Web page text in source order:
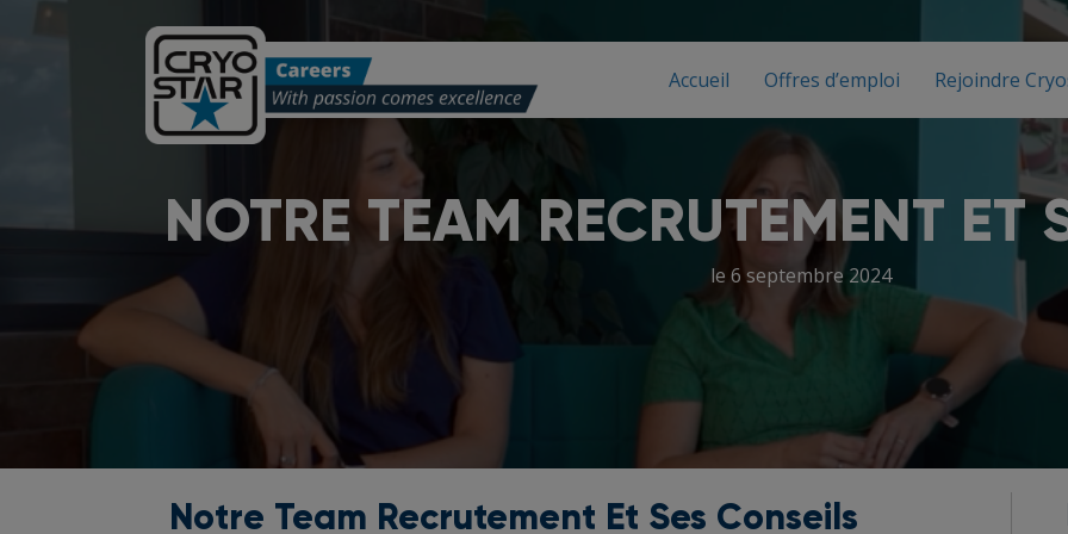
Accueil Offres d’emploi Rejoindre
NOTRE TEAM RECRUTEMENT ET
le 6 septembre 2024
Notre Team Recrutement Et Ses Conseils